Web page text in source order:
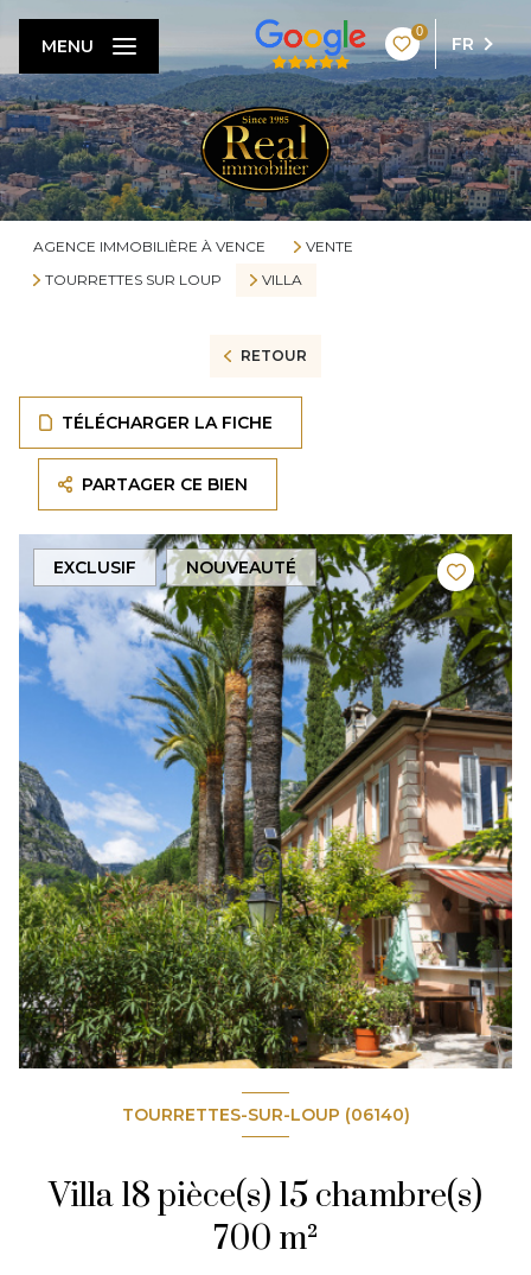
0
FR
MENU
AGENCE IMMOBILIÈRE À VENCE
VENTE
TOURRETTES SUR LOUP
VILLA
RETOUR
TÉLÉCHARGER LA FICHE
PARTAGER CE BIEN
EXCLUSIF NOUVEAUTÉ
TOURRETTES-SUR-LOUP (06140)
Villa 18 pièce(s) 15 chambre(s)
700 m²